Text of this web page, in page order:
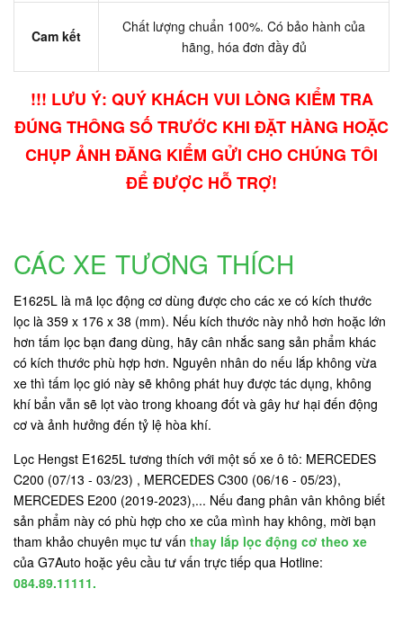
Cam kết
Chất lượng chuẩn 100%. Có bảo hành của
hãng, hóa đơn đầy đủ
!!! LƯU Ý: QUÝ KHÁCH VUI LÒNG KIỂM TRA
ĐÚNG THÔNG SỐ TRƯỚC KHI ĐẶT HÀNG HOẶC
CHỤP ẢNH ĐĂNG KIỂM GỬI CHO CHÚNG TÔI
ĐỂ ĐƯỢC HỖ TRỢ!
CÁC XE TƯƠNG THÍCH
E1625L là mã lọc động cơ dùng được cho các xe có kích thước
lọc là 359 x 176 x 38 (mm). Nếu kích thước này nhỏ hơn hoặc lớn
hơn tấm lọc bạn đang dùng, hãy cân nhắc sang sản phẩm khác
có kích thước phù hợp hơn. Nguyên nhân do nếu lắp không vừa
xe thì tấm lọc gió này sẽ không phát huy được tác dụng, không
khí bẩn vẫn sẽ lọt vào trong khoang đốt và gây hư hại đến động
cơ và ảnh hưởng đến tỷ lệ hòa khí.
Lọc Hengst E1625L tương thích với một số xe ô tô: MERCEDES
C200 (07/13 - 03/23) , MERCEDES C300 (06/16 - 05/23),
MERCEDES E200 (2019-2023),... Nếu đang phân vân không biết
sản phẩm này có phù hợp cho xe của mình hay không, mời bạn
tham khảo chuyên mục tư vấn thay lắp lọc động cơ theo xe
của G7Auto hoặc yêu cầu tư vấn trực tiếp qua Hotline:
084.89.11111.